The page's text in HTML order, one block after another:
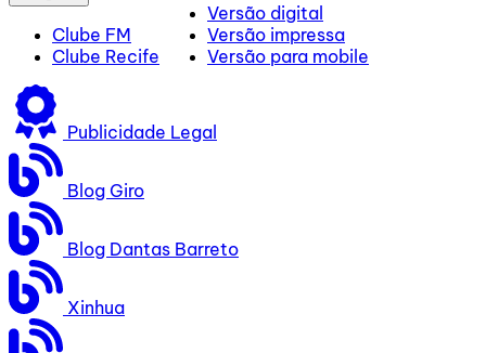
Clube FM
Clube Recife
Versão digital
Versão impressa
Versão para mobile
Publicidade Legal
Blog Giro
Blog Dantas Barreto
Xinhua